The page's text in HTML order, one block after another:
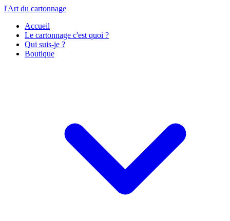
l'Art du cartonnage
Accueil
Le cartonnage c'est quoi ?
Qui suis-je ?
Boutique